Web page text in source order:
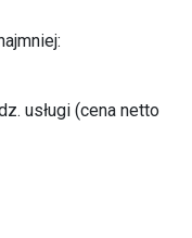
usługi (cena netto